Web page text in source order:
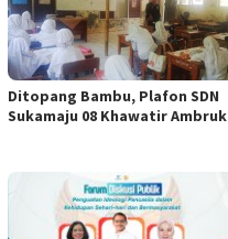
Ditopang Bambu, Plafon SDN
Sukamaju 08 Khawatir Ambruk